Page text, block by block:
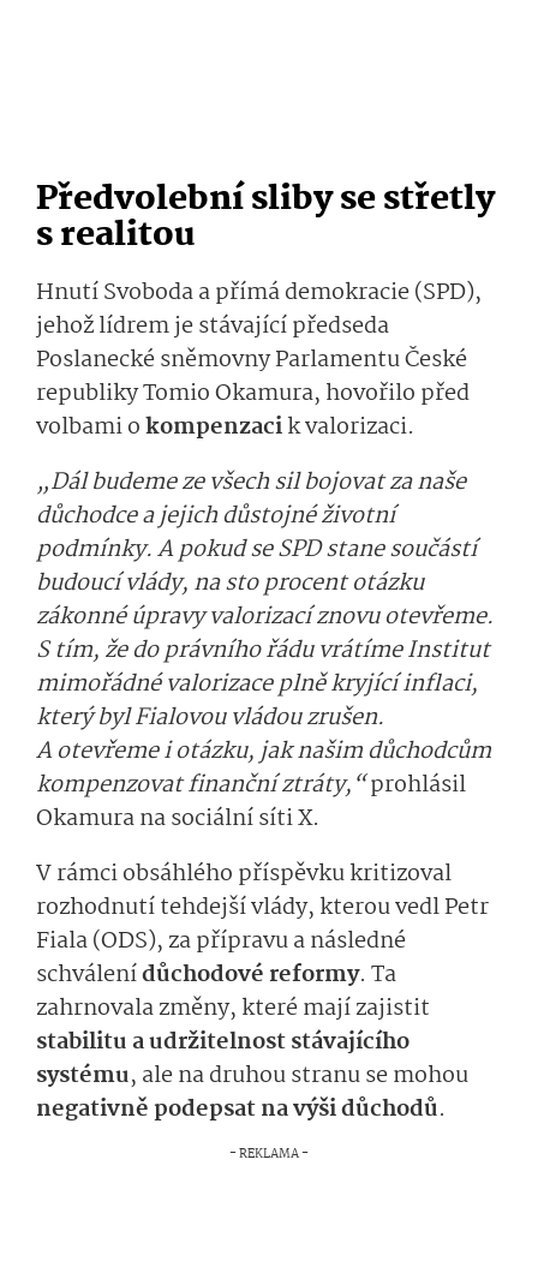
Předvolební sliby se střetly
s realitou
Hnutí Svoboda a přímá demokracie (SPD),
jehož lídrem je stávající předseda
Poslanecké sněmovny Parlamentu České
republiky Tomio Okamura, hovořilo před
volbami okompenzacik valorizaci.
„Dál budeme ze všech sil bojovat za naše
důchodce a jejich důstojné životní
podmínky. A pokud se SPD stane součástí
budoucí vlády, na sto procent otázku
zákonné úpravy valorizací znovu otevřeme.
S tím, že do právního řádu vrátíme Institut
mimořádné valorizace plně kryjící inflaci,
který byl Fialovou vládou zrušen.
A otevřeme i otázku, jak našim důchodcům
kompenzovat finanční ztráty,“prohlásil
Okamura na sociální síti X.
V rámci obsáhlého příspěvku kritizoval
rozhodnutí tehdejší vlády, kterou vedl Petr
Fiala (ODS), za přípravu a následné
schválenídůchodové reformy. Ta
zahrnovala změny, které mají zajistit
stabilitu a udržitelnost stávajícího
systému, ale na druhou stranu se mohou
negativně podepsat na výši důchodů.